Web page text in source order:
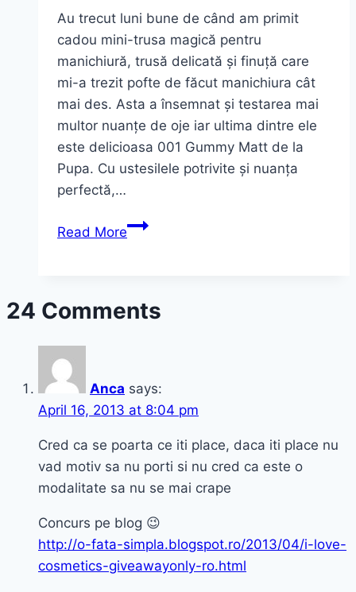
mai
rezistentă)
Au trecut luni bune de când am primit
cadou mini-trusa magică pentru
manichiură, trusă delicată și finuță care
mi-a trezit pofte de făcut manichiura cât
mai des. Asta a însemnat și testarea mai
multor nuanțe de oje iar ultima dintre ele
este delicioasa 001 Gummy Matt de la
Pupa. Cu ustesilele potrivite și nuanța
perfectă,…
Read MoreO
pentru
portocaliu
delicios
de
la
Pupa
24 Comments
Anca says:
April 16, 2013 at 8:04 pm
Cred ca se poarta ce iti place, daca iti place nu
vad motiv sa nu porti si nu cred ca este o
modalitate sa nu se mai crape
Concurs pe blog 😉
http://o-fata-simpla.blogspot.ro/2013/04/i-love-
cosmetics-giveawayonly-ro.html